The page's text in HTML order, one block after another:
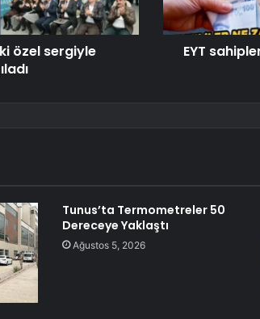
özel sergiyle
EYT
Tunus’ta Termometreler 50
Dereceye Yaklaştı
Ağustos 5, 2026